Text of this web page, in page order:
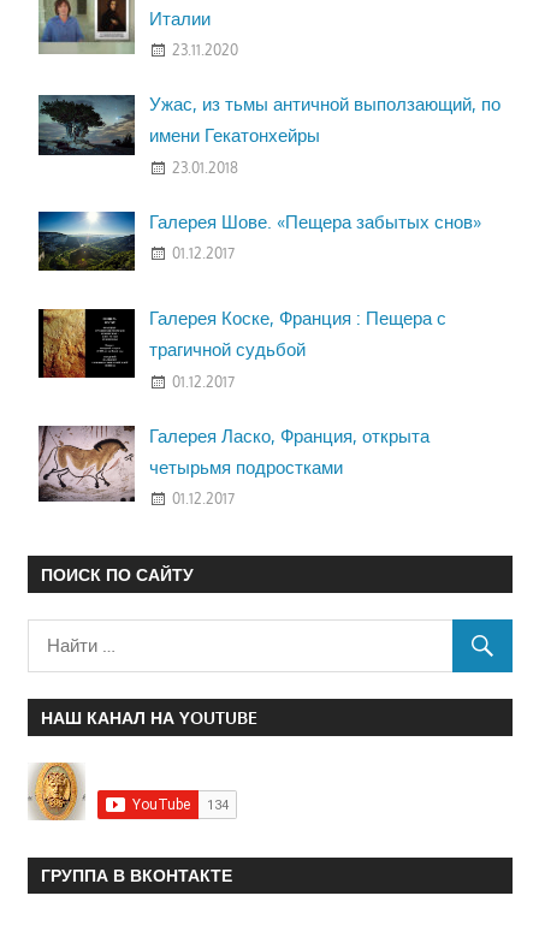
Италии
23.11.2020
Ужас, из тьмы античной выползающий, по
имени Гекатонхейры
23.01.2018
Галерея Шове. «Пещера забытых снов»
01.12.2017
Галерея Коске, Франция : Пещера с
трагичной судьбой
01.12.2017
Галерея Ласко, Франция, открыта
четырьмя подростками
01.12.2017
ПОИСК ПО САЙТУ
НАШ КАНАЛ НА YOUTUBE
ГРУППА В ВКОНТАКТЕ